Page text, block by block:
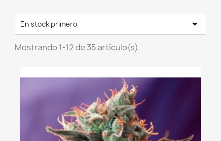
En stock primero 
Mostrando 1-12 de 35 artículo(s)